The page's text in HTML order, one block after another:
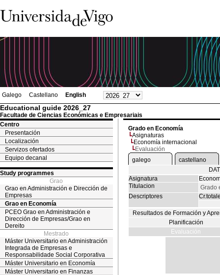
Galego Castellano English
Educational guide 2026_27
Facultade de Ciencias Económicas e Empresariais
Centro
Presentación
Localización
Servizos ofertados
Equipo decanal
Study programmes
Grao
Grao en Administración e Dirección de
Empresas
Grao en Economía
PCEO Grao en Administración e
Dirección de Empresas/Grao en
Dereito
Mestrado
Máster Universitario en Administración
Integrada de Empresas e
Responsabilidade Social Corporativa
Máster Universitario en Economía
Máster Universitario en Finanzas
Grado en Economía
Asignaturas
Economía internacional
Evaluación
galego
castellano
Asignatura
Titulacion
Grado
Descriptores
Resultados de Formación y
Planificación
Evaluación